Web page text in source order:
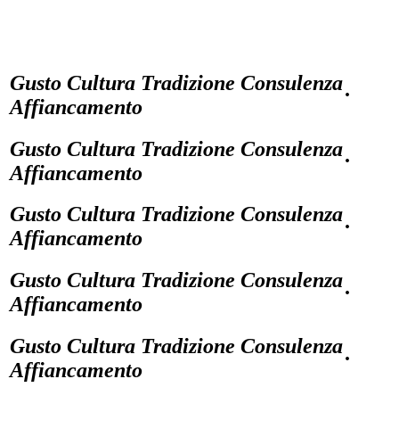
Gusto Cultura Tradizione Consulenza
Affiancamento
·
Gusto Cultura Tradizione Consulenza
Affiancamento
·
Gusto Cultura Tradizione Consulenza
Affiancamento
·
Gusto Cultura Tradizione Consulenza
Affiancamento
·
Gusto Cultura Tradizione Consulenza
Affiancamento
·